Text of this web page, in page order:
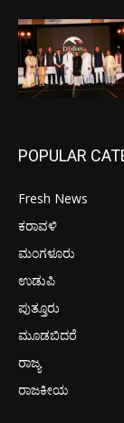
POPULAR
Fresh News
ಕರಾವಳಿ
ಮಂಗಳೂರು
ಉಡುಪಿ
ಪುತ್ತೂರು
ಮೂಡಬಿದರೆ
ರಾಜ್ಯ
ರಾಜಕೀಯ